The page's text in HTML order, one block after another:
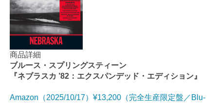
商品詳細
ブルース・スプリングスティーン
『ネブラスカ ’82：エクスパンデッド・エディション』
Amazon（2025/10/17）¥13,200（完全生産限定盤／Blu-